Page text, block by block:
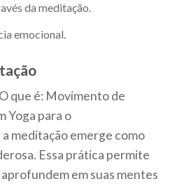
da meditação.
emocional.
que é: Movimento de
Yoga para o
meditação emerge como
Essa prática permite
em suas mentes